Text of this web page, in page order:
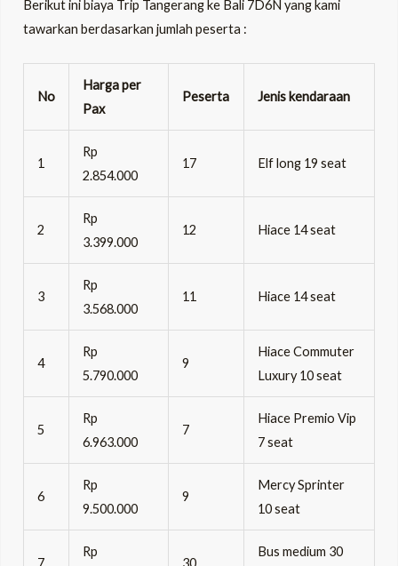
Berikut ini biaya Trip Tangerang ke Bali 7D6N yang kami
tawarkan berdasarkan jumlah peserta :
No
Harga per
Pax
Peserta Jenis kendaraan
1
Rp
2.854.000
17 Elf long 19 seat
2
Rp
3.399.000
12 Hiace 14 seat
3
Rp
3.568.000
11 Hiace 14 seat
4
Rp
5.790.000
9
Hiace Commuter
Luxury 10 seat
5
Rp
6.963.000
7
Hiace Premio Vip
7 seat
6
Rp
9.500.000
9
Mercy Sprinter
10 seat
Rp
Bus medium 30